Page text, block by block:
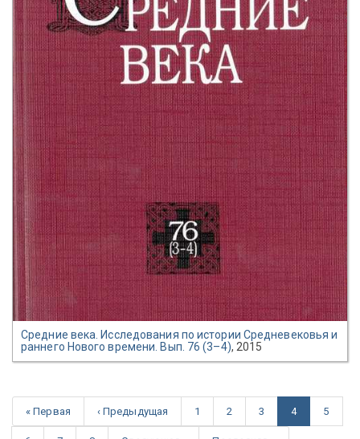
Средние века. Исследования по истории Средневековья и
раннего Нового времени. Вып. 76 (3–4), 2015
« Первая ‹ Предыдущая 1 2 3 4 5